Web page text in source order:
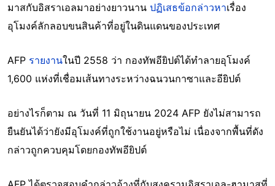
มาสกับอิสราเอลมาอย่างยาวนาน ปฏิเสธข้อกล่าวหาเรื่อง
อุโมงค์ลักลอบขนสินค้าที่อยู่ในดินแดนของประเทศ
AFP รายงานในปี 2558 ว่า กองทัพอียิปต์ได้ทำลายอุโมงค์
1,600 แห่งที่เชื่อมเส้นทางระหว่างฉนวนกาซาและอียิปต์
อย่างไรก็ตาม ณ วันที่ 11 มิถุนายน 2024 AFP ยังไม่สามารถ
ยืนยันได้ว่ายังมีอุโมงค์ที่ถูกใช้งานอยู่หรือไม่ เนื่องจากพื้นที่ดัง
กล่าวถูกควบคุมโดยกองทัพอียิปต์